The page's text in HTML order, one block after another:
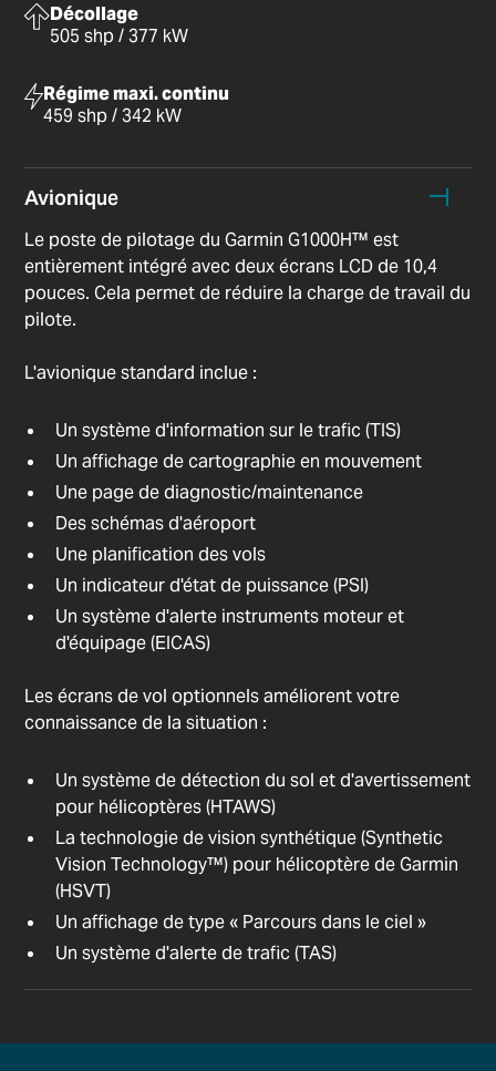
Décollage
505 shp / 377 kW
Régime maxi. continu
459 shp / 342 kW
Avionique
Le poste de pilotage du Garmin G1000H™ est
entièrement intégré avec deux écrans LCD de 10,4
pouces. Cela permet de réduire la charge de travail du
pilote.
L'avionique standard inclue :
Un système d'information sur le trafic (TIS)
Un affichage de cartographie en mouvement
Une page de diagnostic/maintenance
Des schémas d'aéroport
Une planification des vols
Un indicateur d'état de puissance (PSI)
Un système d'alerte instruments moteur et
d'équipage (EICAS)
Les écrans de vol optionnels améliorent votre
connaissance de la situation :
Un système de détection du sol et d'avertissement
pour hélicoptères (HTAWS)
La technologie de vision synthétique (Synthetic
Vision Technology™) pour hélicoptère de Garmin
(HSVT)
Un affichage de type « Parcours dans le ciel »
Un système d'alerte de trafic (TAS)